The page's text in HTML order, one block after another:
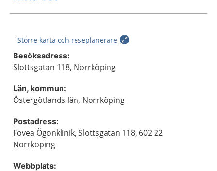
Större karta och reseplanerare
Besöksadress:
Slottsgatan 118, Norrköping
Län, kommun:
Östergötlands län, Norrköping
Postadress:
Fovea Ögonklinik, Slottsgatan 118, 602 22
Norrköping
Webbplats: